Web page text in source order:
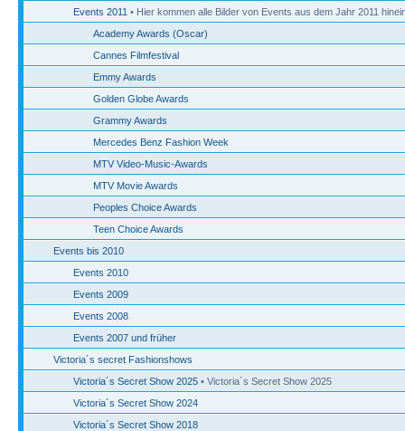
Events 2011 • Hier kommen alle Bilder von Events aus dem Jahr 2011
Academy Awards (Oscar)
Cannes Filmfestival
Emmy Awards
Golden Globe Awards
Grammy Awards
Mercedes Benz Fashion Week
MTV Video-Music-Awards
MTV Movie Awards
Peoples Choice Awards
Teen Choice Awards
Events bis 2010
Events 2010
Events 2009
Events 2008
Events 2007 und früher
Victoria´s secret Fashionshows
Victoria´s Secret Show 2025 • Victoria´s Secret Show 2025
Victoria´s Secret Show 2024
Victoria´s Secret Show 2018